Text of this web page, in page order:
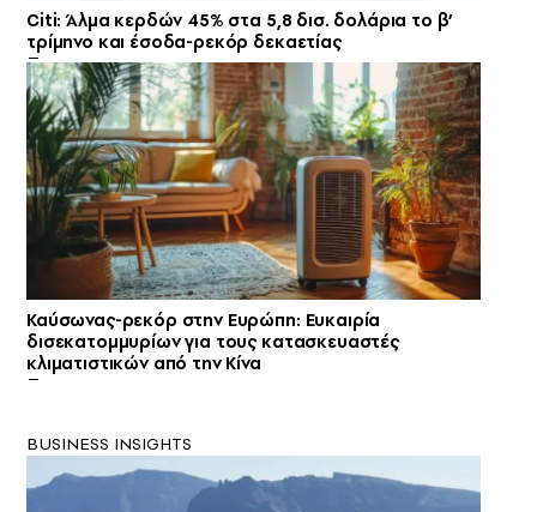
Citi: Άλμα κερδών 45% στα 5,8 δισ. δολάρια το β’
τρίμηνο και έσοδα-ρεκόρ δεκαετίας
Καύσωνας-ρεκόρ στην Ευρώπη: Ευκαιρία
δισεκατομμυρίων για τους κατασκευαστές
κλιματιστικών από την Κίνα
BUSINESS INSIGHTS